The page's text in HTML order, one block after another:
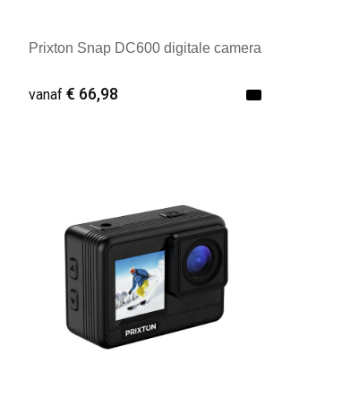
Prixton Snap DC600 digitale camera
vanaf € 66,98